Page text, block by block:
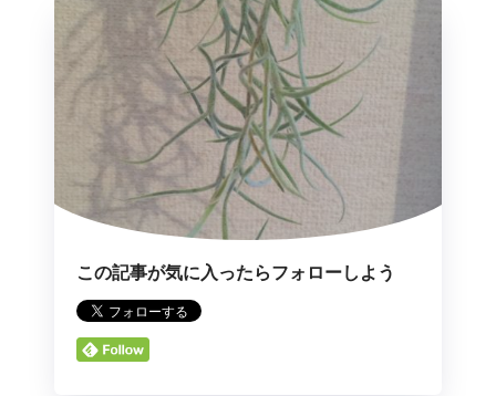
この記事が気に入ったらフォローしよう